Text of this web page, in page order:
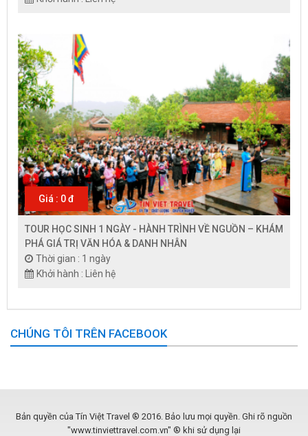
Giá : 0 đ
TOUR HỌC SINH 1 NGÀY - HÀNH TRÌNH VỀ NGUỒN – KHÁM
PHÁ GIÁ TRỊ VĂN HÓA & DANH NHÂN
Thời gian : 1 ngày
Khởi hành : Liên hệ
CHÚNG TÔI TRÊN FACEBOOK
Bản quyền của Tín Việt Travel ® 2016. Bảo lưu mọi quyền. Ghi rõ nguồn
"www.tinviettravel.com.vn" ® khi sử dụng lại